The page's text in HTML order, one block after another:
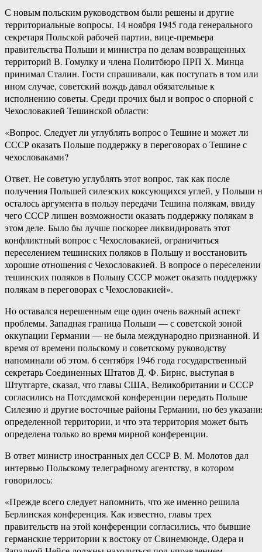
С новым польским руководством были решены и другие
территориальные вопросы. 14 ноября 1945 года генерального
секретаря Польской рабочей партии, вице-премьера
правительства Польши и министра по делам возвращенных
территорий В. Гомулку и члена Политбюро ПРП Х. Минца
принимал Сталин. Гости спрашивали, как поступать в том или
ином случае, советский вождь давал обязательные к
исполнению советы. Среди прочих был и вопрос о спорной с
Чехословакией Тешинской области:
«Вопрос. Следует ли углублять вопрос о Тешине и может ли
СССР оказать Польше поддержку в переговорах о Тешине с
чехословаками?
Ответ. Не советую углублять этот вопрос, так как после
получения Польшей силезских коксующихся углей, у Польши
осталось аргумента в пользу передачи Тешина полякам, ввиду
чего СССР лишен возможности оказать поддержку полякам в
этом деле. Было бы лучше поскорее ликвидировать этот
конфликтный вопрос с Чехословакией, ограничиться
переселением тешинских поляков в Польшу и восстановить
хорошие отношения с Чехословакией. В вопросе о переселении
тешинских поляков в Польшу СССР может оказать поддержку
полякам в переговорах с Чехословакией».
Но оставался нерешенным еще один очень важный аспект
проблемы. Западная граница Польши — с советской зоной
оккупации Германии — не была международно признанной. И
время от времени польскому и советскому руководству
напоминали об этом. 6 сентября 1946 года государственный
секретарь Соединенных Штатов Д. Ф. Бирнс, выступая в
Штутгарте, сказал, что главы США, Великобритании и СССР
согласились на Потсдамской конференции передать Польше
Силезию и другие восточные районы Германии, но без
определенной территории, и что эта территория может быть
определена только во время мирной конференции.
В ответ министр иностранных дел СССР В. М. Молотов дал
интервью Польскому телеграфному агентству, в котором
говорилось:
«Прежде всего следует напомнить, что же именно решила
Берлинская конференция. Как известно, главы трех
правительств на этой конференции согласились, что бывшие
германские территории к востоку от Свинемюнде, Одера и